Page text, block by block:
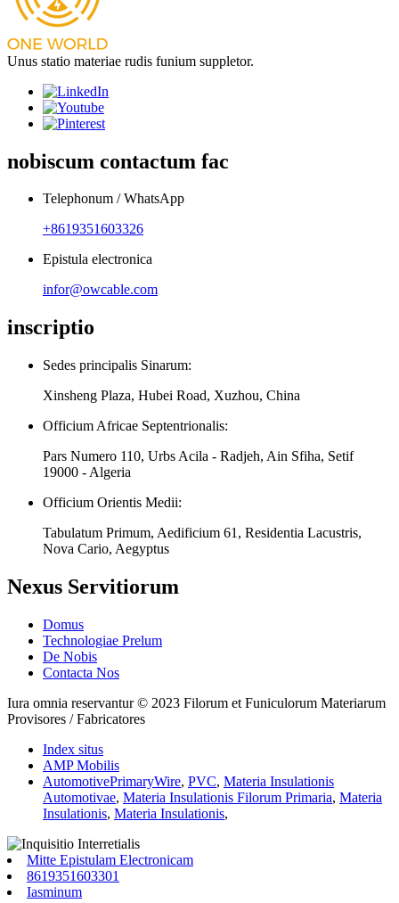
Unus statio materiae rudis funium suppletor.
nobiscum contactum fac
Telephonum / WhatsApp
+8619351603326
Epistula electronica
infor@owcable.com
inscriptio
Sedes principalis Sinarum:
Xinsheng Plaza, Hubei Road, Xuzhou, China
Officium Africae Septentrionalis:
Pars Numero 110, Urbs Acila - Radjeh, Ain Sfiha, Setif
19000 - Algeria
Officium Orientis Medii:
Tabulatum Primum, Aedificium 61, Residentia Lacustris,
Nova Cario, Aegyptus
Nexus Servitiorum
Domus
Technologiae Prelum
De Nobis
Contacta Nos
Iura omnia reservantur © 2023 Filorum et Funiculorum Materiarum
Provisores / Fabricatores
Index situs
AMP Mobilis
AutomotivePrimaryWire, PVC, Materia Insulationis
Automotivae, Materia Insulationis Filorum Primaria, Materia
Insulationis, Materia Insulationis,
Mitte Epistulam Electronicam
8619351603301
Iasminum